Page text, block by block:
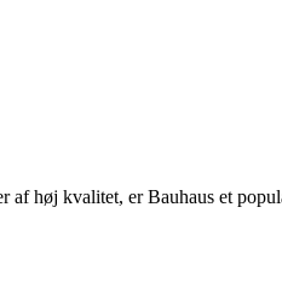
høj kvalitet, er Bauhaus et